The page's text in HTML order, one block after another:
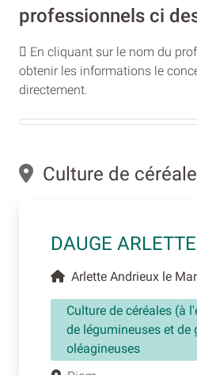
professionnels ci
En cliquant sur le nom du
obtenir les informations le
directement.
Culture de
DAUGE ARLETTE
Arlette Andrieux le
Culture de céréales (à
de légumineuses et de
oléagineuses